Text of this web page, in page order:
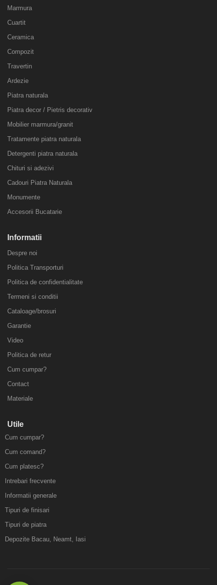
Marmura
Cuartit
Ceramica
Compozit
Travertin
Ardezie
Piatra naturala
Piatra decor / Pietris decorativ
Mobilier marmura/granit
Tratamente piatra naturala
Detergenti piatra naturala
Chituri si adezivi
Cadouri Piatra Naturala
Monumente
Accesorii Bucatarie
Informatii
Despre noi
Politica Transporturi
Politica de confidentialitate
Termeni si conditii
Cataloage/brosuri
Garantie
Video
Politica de retur
Cum cumpar?
Contact
Materiale
Utile
Cum cumpar?
Cum comand?
Cum platesc?
Intrebari frecvente
Informatii generale
Tipuri de finisari
Tipuri de piatra
Depozite Bacau, Neamt, Iasi